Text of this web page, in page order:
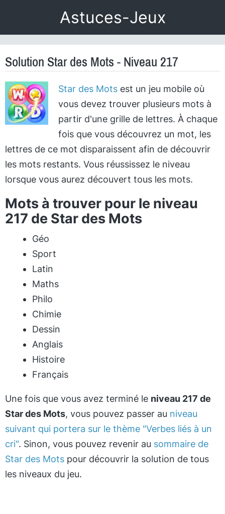
Astuces-Jeux
Solution Star des Mots - Niveau 217
Star des Motsest un jeu mobile où
vous devez trouver plusieurs mots à
partir d'une grille de lettres. À chaque
fois que vous découvrez un mot, les
lettres de ce mot disparaissent afin de découvrir
les mots restants. Vous réussissez le niveau
lorsque vous aurez découvert tous les mots.
Mots à trouver pour le niveau
217 de Star des Mots
Géo
Sport
Latin
Maths
Philo
Chimie
Dessin
Anglais
Histoire
Français
Une fois que vous avez terminé le niveau 217 de
Star des Mots, vous pouvez passer au niveau
suivant qui portera sur le thème "Verbes liés à un
cri". Sinon, vous pouvez revenir au sommaire de
Star des Mots pour découvrir la solution de tous
les niveaux du jeu.